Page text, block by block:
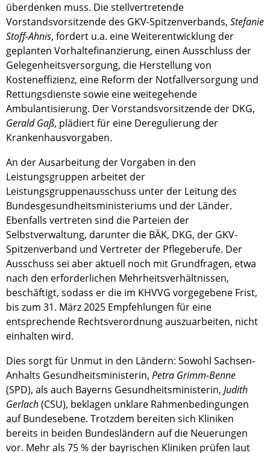
überdenken muss. Die stellvertretende
Vorstandsvorsitzende des GKV-Spitzenverbands, Stefanie
Stoff-Ahnis, fordert u.a. eine Weiterentwicklung der
geplanten Vorhaltefinanzierung, einen Ausschluss der
Gelegenheitsversorgung, die Herstellung von
Kosteneffizienz, eine Reform der Notfallversorgung und
Rettungsdienste sowie eine weitegehende
Ambulantisierung. Der Vorstandsvorsitzende der DKG,
Gerald Gaß, plädiert für eine Deregulierung der
Krankenhausvorgaben.
An der Ausarbeitung der Vorgaben in den
Leistungsgruppen arbeitet der
Leistungsgruppenausschuss unter der Leitung des
Bundesgesundheitsministeriums und der Länder.
Ebenfalls vertreten sind die Parteien der
Selbstverwaltung, darunter die BÄK, DKG, der GKV-
Spitzenverband und Vertreter der Pflegeberufe. Der
Ausschuss sei aber aktuell noch mit Grundfragen, etwa
nach den erforderlichen Mehrheitsverhältnissen,
beschäftigt, sodass er die im KHVVG vorgegebene Frist,
bis zum 31. März 2025 Empfehlungen für eine
entsprechende Rechtsverordnung auszuarbeiten, nicht
einhalten wird.
Dies sorgt für Unmut in den Ländern: Sowohl Sachsen-
Anhalts Gesundheitsministerin, Petra Grimm-Benne
(SPD), als auch Bayerns Gesundheitsministerin, Judith
Gerlach(CSU), beklagen unklare Rahmenbedingungen
auf Bundesebene. Trotzdem bereiten sich Kliniken
bereits in beiden Bundesländern auf die Neuerungen
vor. Mehr als 75 % der bayrischen Kliniken prüfen laut